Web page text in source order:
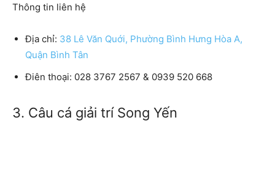
Thông tin liên hệ
Địa chỉ: 38 Lê Văn Quới, Phường Bình Hưng Hòa A,
Quận Bình Tân
Điên thoại: 028 3767 2567 & 0939 520 668
3. Câu cá giải trí Song Yến